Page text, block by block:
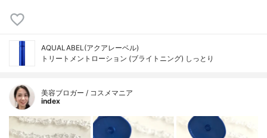
AQUALABEL(アクアレーベル)
トリートメントローション (ブライトニング) しっとり
美容ブロガー / コスメマニア
index